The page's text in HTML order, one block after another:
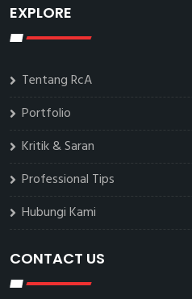
EXPLORE
Tentang RcA
Portfolio
Kritik & Saran
Professional Tips
Hubungi Kami
CONTACT US